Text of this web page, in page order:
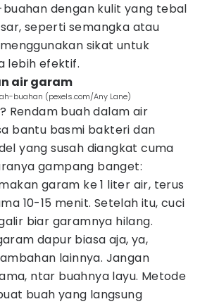
dengan kulit yang tebal
seperti semangka atau
sikat untuk
lebih efektif.
air garam
buahan (pexels.com/Any Lane)
Rendam buah dalam air
bantu basmi bakteri dan
yang susah diangkat cuma
gampang banget:
garam ke 1 liter air, terus
10-15 menit. Setelah itu, cuci
biar garamnya hilang.
dapur biasa aja, ya,
lainnya. Jangan
ntar buahnya layu. Metode
buah yang langsung